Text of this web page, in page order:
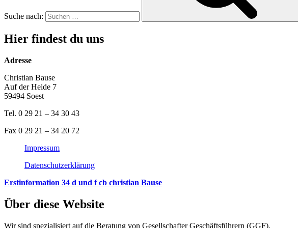
Suche nach:
Hier findest du uns
Adresse
Christian Bause
Auf der Heide 7
59494 Soest
Tel. 0 29 21 – 34 30 43
Fax 0 29 21 – 34 20 72
Impressum
Datenschutzerklärung
Erstinformation 34 d und f cb christian Bause
Über diese Website
Wir sind spezialisiert auf die Beratung von Gesellschafter Geschäftsführern (GGF).